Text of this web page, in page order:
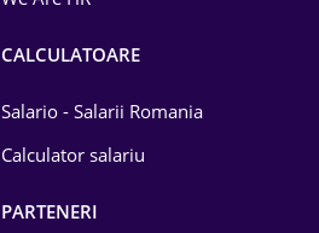
CALCULATOARE
Salario - Salarii Romania
Calculator salariu
PARTENERI